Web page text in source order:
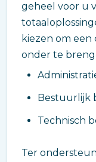
geheel voor u
kiezen om
onder te
Bestuurlijk
Technisch
Ter